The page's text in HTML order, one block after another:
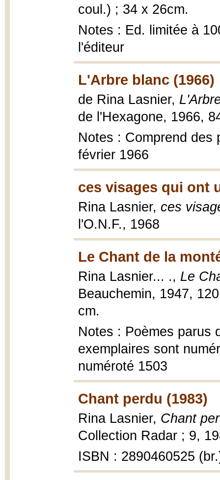
coul.) ; 34 x 26cm.
Notes : Ed. limitée à
l'éditeur
L'Arbre blanc (1966)
de Rina Lasnier,
de l'Hexagone, 1966,
Notes : Comprend des
février 1966
ces visages qui ont
Rina Lasnier, ces
l'O.N.F., 1968
Le Chant de la
Rina Lasnier... ., Le
Beauchemin, 1947,
cm.
Notes : Poèmes parus
exemplaires sont
numéroté 1503
Chant perdu (1983)
Rina Lasnier, Chant
Collection Radar ; 9,
ISBN : 2890460525